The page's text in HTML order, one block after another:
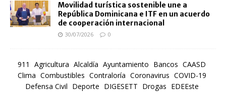
Movilidad turística sostenible une a
República Dominicana e ITF en un acuerdo
de cooperación internacional
30/07/2026 0
911 Agricultura Alcaldía Ayuntamiento Bancos CAASD
Clima Combustibles Contraloría Coronavirus COVID-19
Defensa Civil Deporte DIGESETT Drogas EDEEste